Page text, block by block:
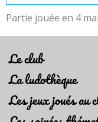
Partie jouée en 4
Le club
La ludothèque
Les jeux joués au